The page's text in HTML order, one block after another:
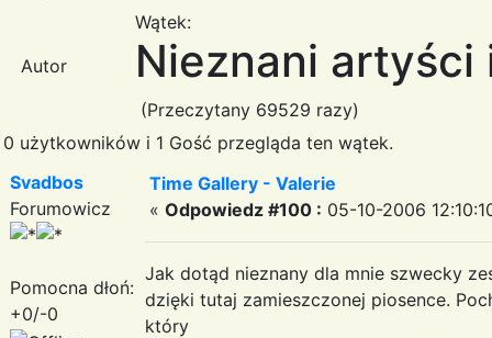
Autor
Wątek:
Nieznani artyści
(Przeczytany 69529 razy)
0 użytkowników i 1 Gość przegląda ten wątek.
Svadbos
Forumowicz
Pomocna dłoń:
+0/-0
Time Gallery - Valerie
« Odpowiedz #100 : 05-10-2006
Jak dotąd nieznany dla mnie szwecky
dzięki tutaj zamieszczonej piosence.
który